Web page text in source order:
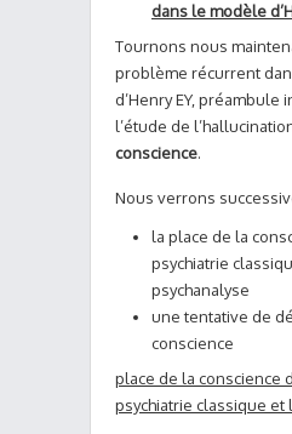
dans le modèle
Tournons nous
problème récurrent
d’Henry EY, préambule
l’étude de
conscience.
Nous verrons
la place de la
psychiatrie
psychanalyse
une tentative de
conscience
place de la conscience
psychiatrie classique et